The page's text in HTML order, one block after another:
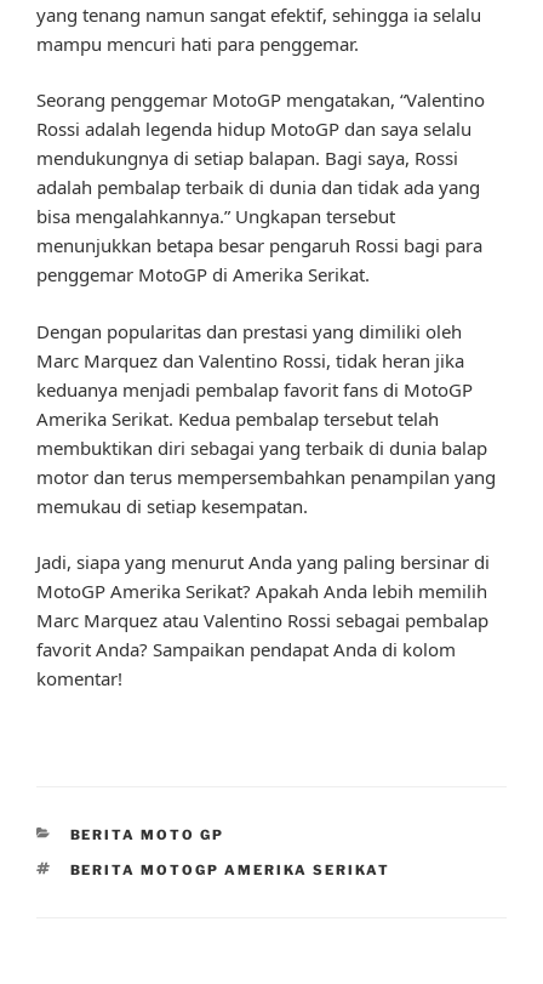
yang tenang namun sangat efektif, sehingga ia selalu
mampu mencuri hati para penggemar.
Seorang penggemar MotoGP mengatakan, “Valentino
Rossi adalah legenda hidup MotoGP dan saya selalu
mendukungnya di setiap balapan. Bagi saya, Rossi
adalah pembalap terbaik di dunia dan tidak ada yang
bisa mengalahkannya.” Ungkapan tersebut
menunjukkan betapa besar pengaruh Rossi bagi para
penggemar MotoGP di Amerika Serikat.
Dengan popularitas dan prestasi yang dimiliki oleh
Marc Marquez dan Valentino Rossi, tidak heran jika
keduanya menjadi pembalap favorit fans di MotoGP
Amerika Serikat. Kedua pembalap tersebut telah
membuktikan diri sebagai yang terbaik di dunia balap
motor dan terus mempersembahkan penampilan yang
memukau di setiap kesempatan.
Jadi, siapa yang menurut Anda yang paling bersinar di
MotoGP Amerika Serikat? Apakah Anda lebih memilih
Marc Marquez atau Valentino Rossi sebagai pembalap
favorit Anda? Sampaikan pendapat Anda di kolom
komentar!
CATEGORIES
BERITA MOTO GP
TAGS
BERITA MOTOGP AMERIKA SERIKAT